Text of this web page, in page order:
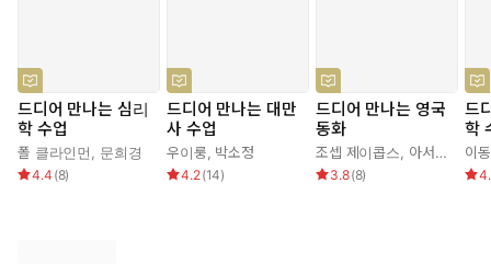
드디어 만나는 심리
학 수업
폴 클라인먼, 문희경
4.4 (8)
드디어 만나는 대만
사 수업
우이룽, 박소정
4.2(14)
드디어 만나는 영국
동화
조셉 제이콥스, 아서 래컴 ,존
3.8(8)
드
학
이